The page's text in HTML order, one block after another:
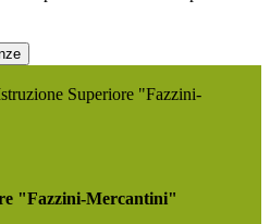
Superiore "Fazzini-
"Fazzini-Mercantini"